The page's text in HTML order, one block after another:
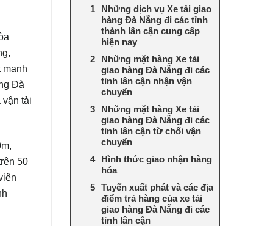
mạnh
Đà
vận tải
50
Những dịch vụ Xe tải giao
hàng Đà Nẵng đi các tỉnh
thành lân cận cung cấp
hiện nay
Những mặt hàng Xe tải
giao hàng Đà Nẵng đi các
tỉnh lân cận nhận vận
chuyển
Những mặt hàng Xe tải
giao hàng Đà Nẵng đi các
tỉnh lân cận từ chối vận
chuyển
Hình thức giao nhận hàng
hóa
Tuyến xuất phát và các địa
điểm trả hàng của xe tải
giao hàng Đà Nẵng đi các
tỉnh lân cận